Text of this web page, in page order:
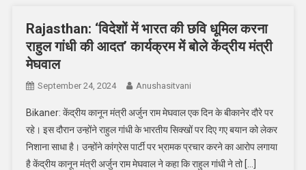
Rajasthan: ‘विदेशों में भारत की छवि धूमिल करना
राहुल गांधी की आदत’ कार्यक्रम में बोले केंद्रीय मंत्री
मेघवाल
September 24, 2024 Anushasitvani
Bikaner: केंद्रीय कानून मंत्री अर्जुन राम मेघवाल एक दिन के बीकानेर दौरे पर
रहे। इस दौरान उन्होंने राहुल गांधी के भारतीय सिक्खों पर दिए गए बयान को लेकर
निशाना साधा है। उन्होंने कांग्रेस पार्टी पर भ्रामक प्रचार करने का आरोप लगाया
है केंद्रीय कानून मंत्री अर्जुन राम मेघवाल ने कहा कि राहुल गांधी ने तो […]